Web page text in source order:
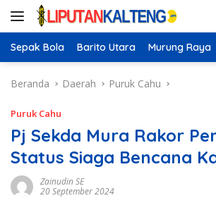
Langsung
Sepak Bola Barito Utara Murung Raya
Beranda Daerah Puruk Cahu
Puruk Cahu
Pj Sekda Mura Rakor
Status Siaga Bencana
Zainudin SE
20 September 2024